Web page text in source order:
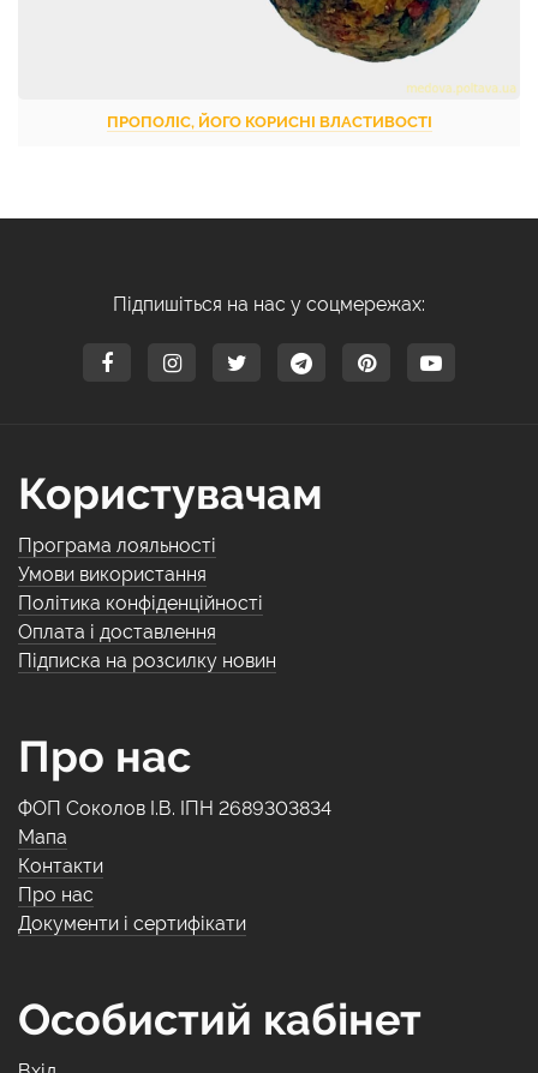
ПРОПОЛІС, ЙОГО КОРИСНІ ВЛАСТИВОСТІ
Підпишіться на нас у соцмережах:
Користувачам
Програма лояльності
Умови використання
Політика конфіденційності
Оплата і доставлення
Підписка на розсилку новин
Про нас
ФОП Соколов І.В. ІПН 2689303834
Мапа
Контакти
Про нас
Документи і сертифікати
Особистий кабінет